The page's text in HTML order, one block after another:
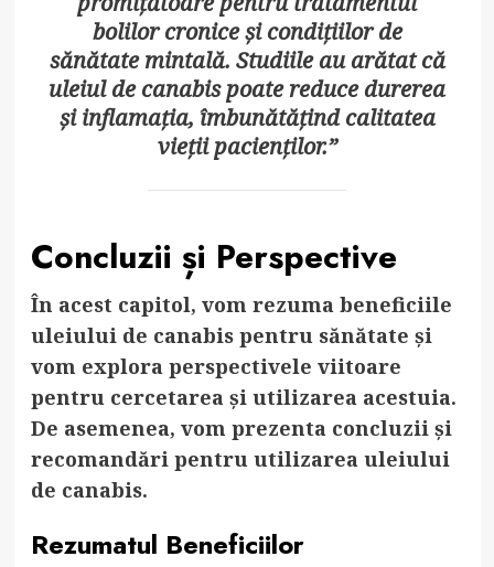
bolilor cronice și condițiilor de
sănătate mintală. Studiile au arătat că
uleiul de canabis poate reduce durerea
și inflamația, îmbunătățind calitatea
vieții pacienților.”
Concluzii și Perspective
În acest capitol, vom rezuma beneficiile
uleiului de canabis pentru sănătate și
vom explora perspectivele viitoare
pentru cercetarea și utilizarea acestuia.
De asemenea, vom prezenta concluzii și
recomandări pentru utilizarea uleiului
de canabis.
Rezumatul Beneficiilor